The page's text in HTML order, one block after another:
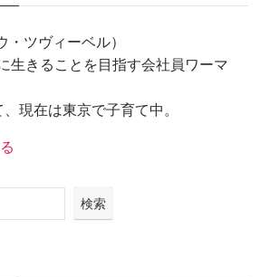
ツヴィーベル）
生きることを目指す会社員ワーマ
現在は東京で子育て中。
検索